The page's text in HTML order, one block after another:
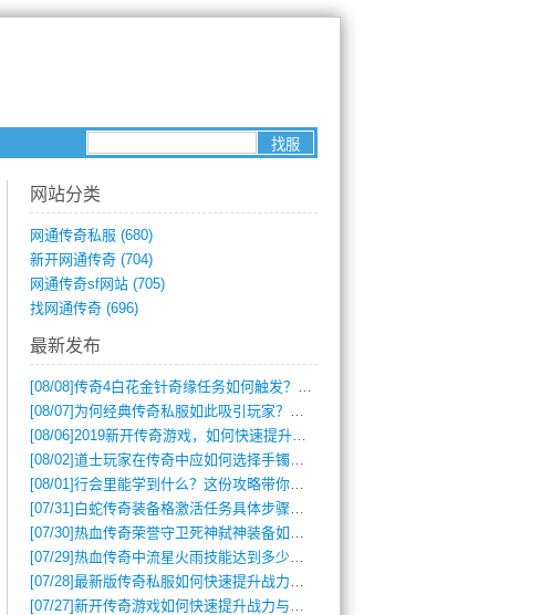
网站分类
网通传奇私服 (680)
新开网通传奇 (704)
网通传奇sf网站 (705)
找网通传奇 (696)
最新发布
[08/08]传奇4白花金针奇缘任务如何触发？完整攻略解析
[08/07] 为何经典传奇私服如此吸引玩家？深度攻略解析
[08/06]2019新开传奇游戏，如何快速提升角色等级？
[08/02]道士玩家在传奇中应如何选择手镯装备？
[08/01]行会里能学到什么？这份攻略带你全掌握
[07/31] 白蛇传奇装备格激活任务具体步骤是什么？如何完成？
[07/30]热血传奇荣誉守卫死神弑神装备如何获取与佩戴攻略？
[07/29]热血传奇中流星火雨技能达到多少级可以开始练装备？
[07/28]最新版传奇私服如何快速提升战力与获取稀有装备？
[07/27]新开传奇游戏如何快速提升战力与获取稀有装备？